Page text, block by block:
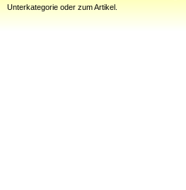
Unterkategorie oder zum Artikel.